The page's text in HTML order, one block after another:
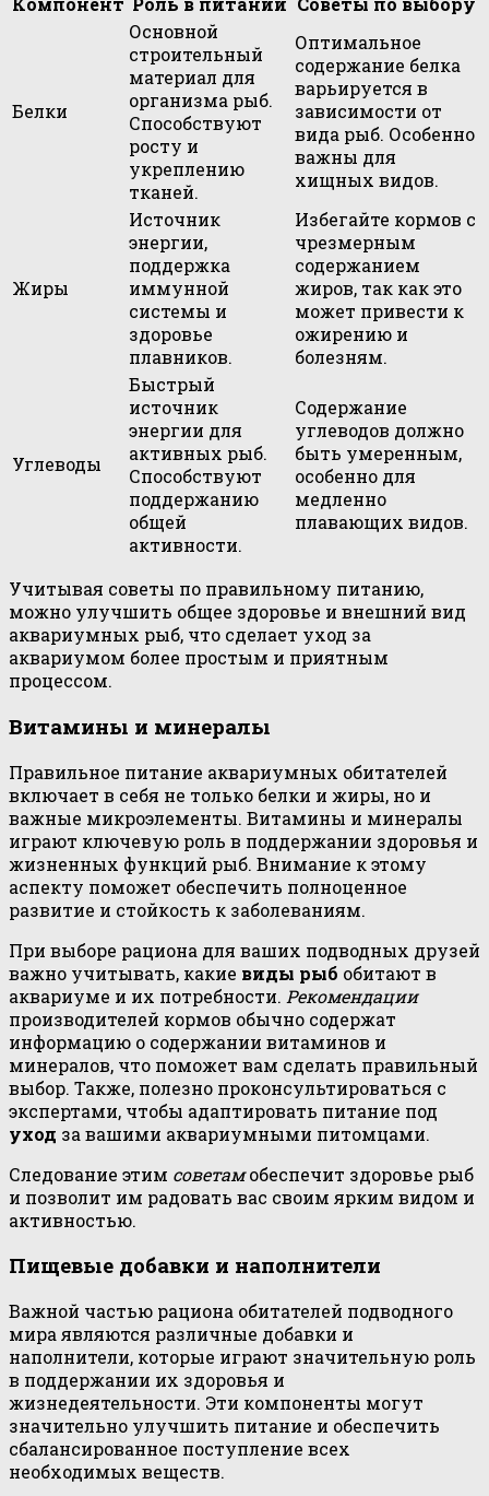
Белки
Основной
строительный
материал для
организма рыб.
Способствуют
росту и
укреплению
тканей.
Оптимальное
содержание белка
варьируется в
зависимости от
вида рыб. Особенно
важны для
хищных видов.
Жиры
Источник
энергии,
поддержка
иммунной
системы и
здоровье
плавников.
Избегайте кормов с
чрезмерным
содержанием
жиров, так как это
может привести к
ожирению и
болезням.
Углеводы
Быстрый
источник
энергии для
активных рыб.
Способствуют
поддержанию
общей
активности.
Содержание
углеводов должно
быть умеренным,
особенно для
медленно
плавающих видов.
Учитывая советы по правильному питанию,
можно улучшить общее здоровье и внешний вид
аквариумных рыб, что сделает уход за
аквариумом более простым и приятным
процессом.
Витамины и минералы
Правильное питание аквариумных обитателей
включает в себя не только белки и жиры, но и
важные микроэлементы. Витамины и минералы
играют ключевую роль в поддержании здоровья и
жизненных функций рыб. Внимание к этому
аспекту поможет обеспечить полноценное
развитие и стойкость к заболеваниям.
При выборе рациона для ваших подводных друзей
важно учитывать, какие виды рыб обитают в
аквариуме и их потребности. Рекомендации
производителей кормов обычно содержат
информацию о содержании витаминов и
минералов, что поможет вам сделать правильный
выбор. Также, полезно проконсультироваться с
экспертами, чтобы адаптировать питание под
уход за вашими аквариумными питомцами.
Следование этим советамобеспечит здоровье рыб
и позволит им радовать вас своим ярким видом и
активностью.
Пищевые добавки и наполнители
Важной частью рациона обитателей подводного
мира являются различные добавки и
наполнители, которые играют значительную роль
в поддержании их здоровья и
жизнедеятельности. Эти компоненты могут
значительно улучшить питание и обеспечить
сбалансированное поступление всех
необходимых веществ.